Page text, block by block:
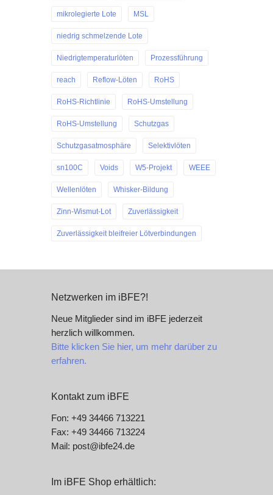
mikrolegierte Lote MSL
niedrig schmelzende Lote
Niedrigtemperaturlöten Prozessführung
reach Reflow-Löten RoHS
RoHS-Richtlinie RoHS-Umstellung
RoHS‐Umstellung Schutzgas
Schutzgasatmosphäre Selektivlöten
sn100C Voids W5-Projekt WEEE
Wellenlöten Whisker-Bildung
Zinn-Wismut-Lot Zuverlässigkeit
Zuverlässigkeit bleifreier Lötverbindungen
Netzwerken im iBFE?!
Neue Mitglieder sind im iBFE jederzeit
herzlich willkommen.
Bitte klicken Sie hier, um mehr darüber zu
erfahren.
Kontakt zum iBFE
Fon: +49 34466 713221
Fax: +49 34466 713224
Mail: post@ibfe24.de
Im iBFE Shop erhältlich: